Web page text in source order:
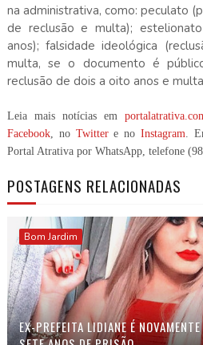
na administrativa, como: peculato
de reclusão e multa);
anos); falsidade ideológica
multa, se o documento é
reclusão de dois a oito anos e
Leia mais notícias em
Facebook, no Twittere noInstagram.
Portal Atrativa por WhatsApp, telefone
POSTAGENS RELACIONADAS
Bom Jardim
EX-PREFEITA LIDIANE É